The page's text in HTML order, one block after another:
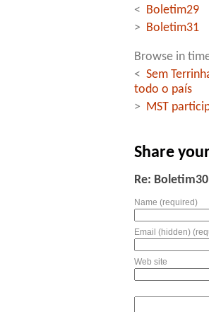
<
Boletim29
>
Boletim31
Browse in
< Sem
todo o país
>
MST
Share
Re: Boletim30
Name (required)
Email (hidden)
Web site